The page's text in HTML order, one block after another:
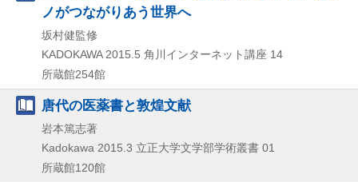
ノがつながりあう世界へ
坂村健監修
KADOKAWA 2015.5 角川インターネット講座 14
所蔵館254館
唐代の医薬書と敦煌文献
岩本篤志著
Kadokawa 2015.3 立正大学文学部学術叢書 01
所蔵館120館